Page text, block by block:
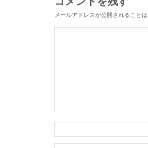
メールアドレスが公開されることは